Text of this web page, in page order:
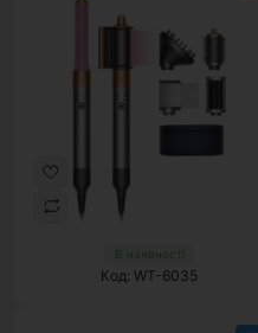
В наявності
Код: WT-6035